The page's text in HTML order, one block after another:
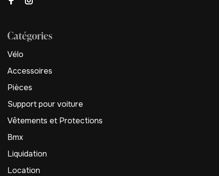
Catégories
Vélo
Accessoires
Pièces
Support pour voiture
Vêtements et Protections
Bmx
Liquidation
Location